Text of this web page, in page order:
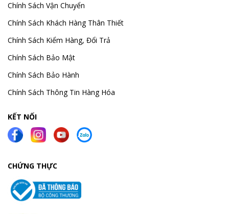
Chính Sách Vận Chuyển
Chính Sách Khách Hàng Thân Thiết
Chính Sách Kiểm Hàng, Đổi Trả
Chính Sách Bảo Mật
Chính Sách Bảo Hành
Chính Sách Thông Tin Hàng Hóa
KẾT NỐI
CHỨNG THỰC